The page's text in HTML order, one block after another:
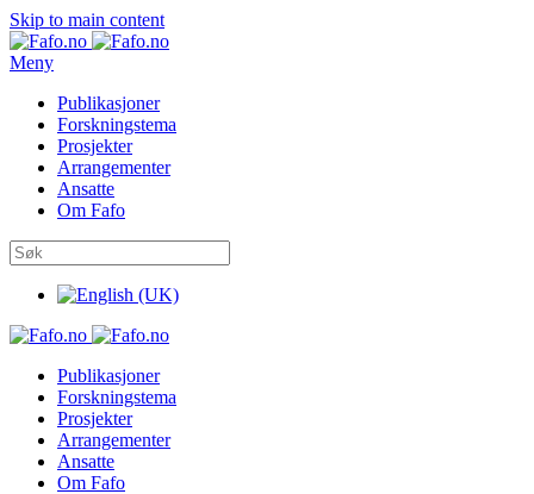
Skip to main content
Meny
Publikasjoner
Forskningstema
Prosjekter
Arrangementer
Ansatte
Om Fafo
Publikasjoner
Forskningstema
Prosjekter
Arrangementer
Ansatte
Om Fafo